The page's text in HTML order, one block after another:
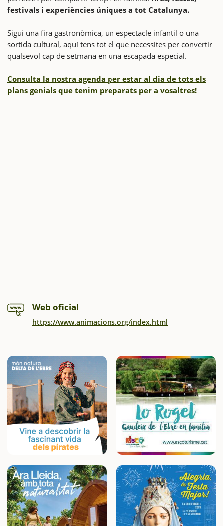
festivals i experiències úniques a tot Catalunya.
Sigui una fira gastronòmica, un espectacle infantil o una
sortida cultural, aquí tens tot el que necessites per convertir
qualsevol cap de setmana en una escapada especial.
Consulta la nostra agenda per estar al dia de tots els
plans genials que tenim preparats per a vosaltres!
Web oficial
https://www.animacions.org/index.html